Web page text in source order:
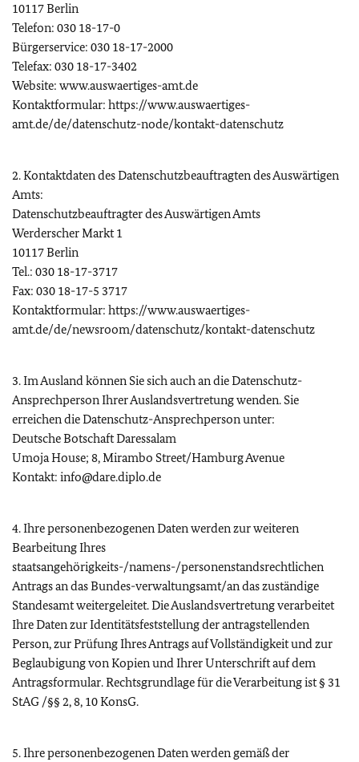
10117 Berlin
Telefon: 030 18-17-0
Bürgerservice: 030 18-17-2000
Telefax: 030 18-17-3402
Website: www.auswaertiges-amt.de
Kontaktformular: https://www.auswaertiges-
amt.de/de/datenschutz-node/kontakt-datenschutz
2. Kontaktdaten des Datenschutzbeauftragten des Auswärtigen
Amts:
Datenschutzbeauftragter des Auswärtigen Amts
Werderscher Markt 1
10117 Berlin
Tel.: 030 18-17-3717
Fax: 030 18-17-5 3717
Kontaktformular: https://www.auswaertiges-
amt.de/de/newsroom/datenschutz/kontakt-datenschutz
3. Im Ausland können Sie sich auch an die Datenschutz-
Ansprechperson Ihrer Auslandsvertretung wenden. Sie
erreichen die Datenschutz-Ansprechperson unter:
Deutsche Botschaft Daressalam
Umoja House; 8, Mirambo Street/Hamburg Avenue
Kontakt: info@dare.diplo.de
4. Ihre personenbezogenen Daten werden zur weiteren
Bearbeitung Ihres
staatsangehörigkeits-/namens-/personenstandsrechtlichen
Antrags an das Bundes-verwaltungsamt/an das zuständige
Standesamt weitergeleitet. Die Auslandsvertretung verarbeitet
Ihre Daten zur Identitätsfeststellung der antragstellenden
Person, zur Prüfung Ihres Antrags auf Vollständigkeit und zur
Beglaubigung von Kopien und Ihrer Unterschrift auf dem
Antragsformular. Rechtsgrundlage für die Verarbeitung ist § 31
StAG /§§ 2, 8, 10 KonsG.
5. Ihre personenbezogenen Daten werden gemäß der